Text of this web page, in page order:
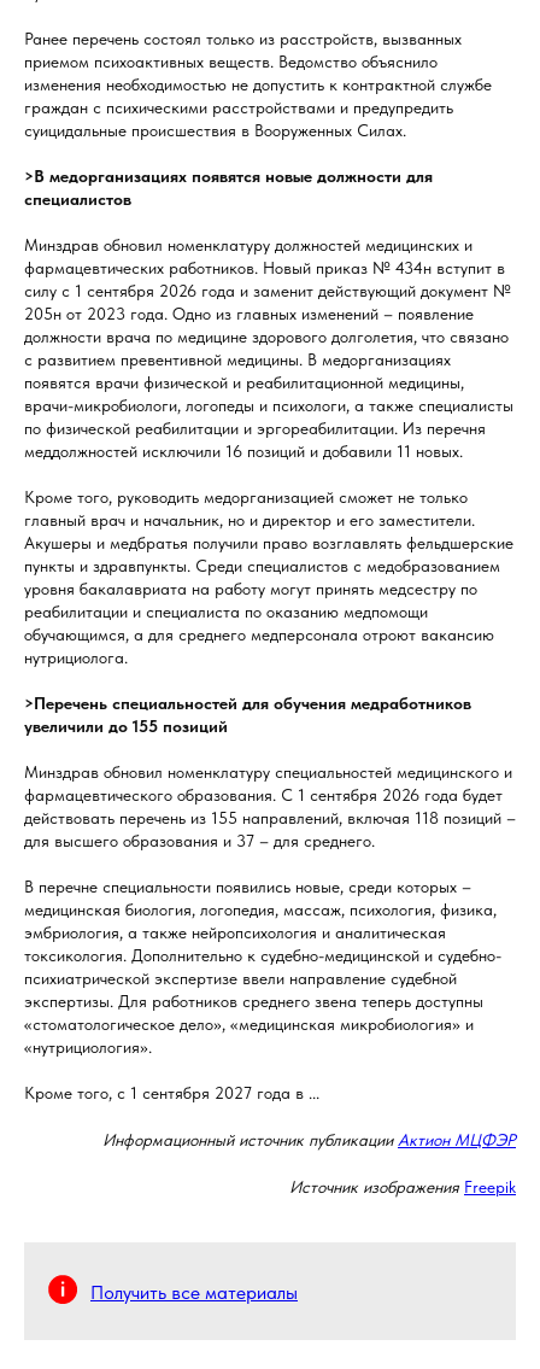
Ранее перечень состоял только из расстройств, вызванных
приемом психоактивных веществ. Ведомство объяснило
изменения необходимостью не допустить к контрактной службе
граждан с психическими расстройствами и предупредить
суицидальные происшествия в Вооруженных Силах.
>В медорганизациях появятся новые должности для
специалистов
Минздрав обновил номенклатуру должностей медицинских и
фармацевтических работников. Новый приказ № 434н вступит в
силу с 1 сентября 2026 года и заменит действующий документ №
205н от 2023 года. Одно из главных изменений – появление
должности врача по медицине здорового долголетия, что связано
с развитием превентивной медицины. В медорганизациях
появятся врачи физической и реабилитационной медицины,
врачи-микробиологи, логопеды и психологи, а также специалисты
по физической реабилитации и эргореабилитации. Из перечня
меддолжностей исключили 16 позиций и добавили 11 новых.
Кроме того, руководить медорганизацией сможет не только
главный врач и начальник, но и директор и его заместители.
Акушеры и медбратья получили право возглавлять фельдшерские
пункты и здравпункты. Среди специалистов с медобразованием
уровня бакалавриата на работу могут принять медсестру по
реабилитации и специалиста по оказанию медпомощи
обучающимся, а для среднего медперсонала отроют вакансию
нутрициолога.
>Перечень специальностей для обучения медработников
увеличили до 155 позиций
Минздрав обновил номенклатуру специальностей медицинского и
фармацевтического образования. С 1 сентября 2026 года будет
действовать перечень из 155 направлений, включая 118 позиций –
для высшего образования и 37 – для среднего.
В перечне специальности появились новые, среди которых –
медицинская биология, логопедия, массаж, психология, физика,
эмбриология, а также нейропсихология и аналитическая
токсикология. Дополнительно к судебно-медицинской и судебно-
психиатрической экспертизе ввели направление судебной
экспертизы. Для работников среднего звена теперь доступны
«стоматологическое дело», «медицинская микробиология» и
«нутрициология».
Кроме того, с 1 сентября 2027 года в ...
Информационный источник публикации Актион МЦФЭР
Источник изображения Freepik
Получить все материалы